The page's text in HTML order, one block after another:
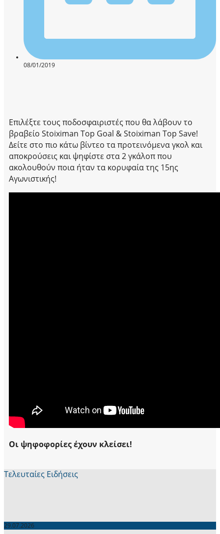
08/01/2019
Επιλέξτε τους ποδοσφαιριστές που θα λάβουν το
βραβείο Stoiximan Top Goal & Stoiximan Top Save!
Δείτε στο πιο κάτω βίντεο τα προτεινόμενα γκολ και
αποκρούσεις και ψηφίστε στα 2 γκάλοπ που
ακολουθούν ποια ήταν τα κορυφαία της 15ης
Αγωνιστικής!
Οι ψηφοφορίες έχουν κλείσει!
Τελευταίες Ειδήσεις
29.07.2026